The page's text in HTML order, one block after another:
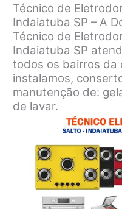
Técnico de
Indaiatuba SP – A
Técnico de
Indaiatuba SP
todos os bairros da
instalamos,
manutenção de:
de lavar.